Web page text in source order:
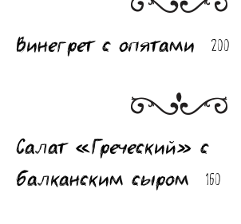
Винегрет с опятами 200
Салат «Греческий» с
балканским сыром
160